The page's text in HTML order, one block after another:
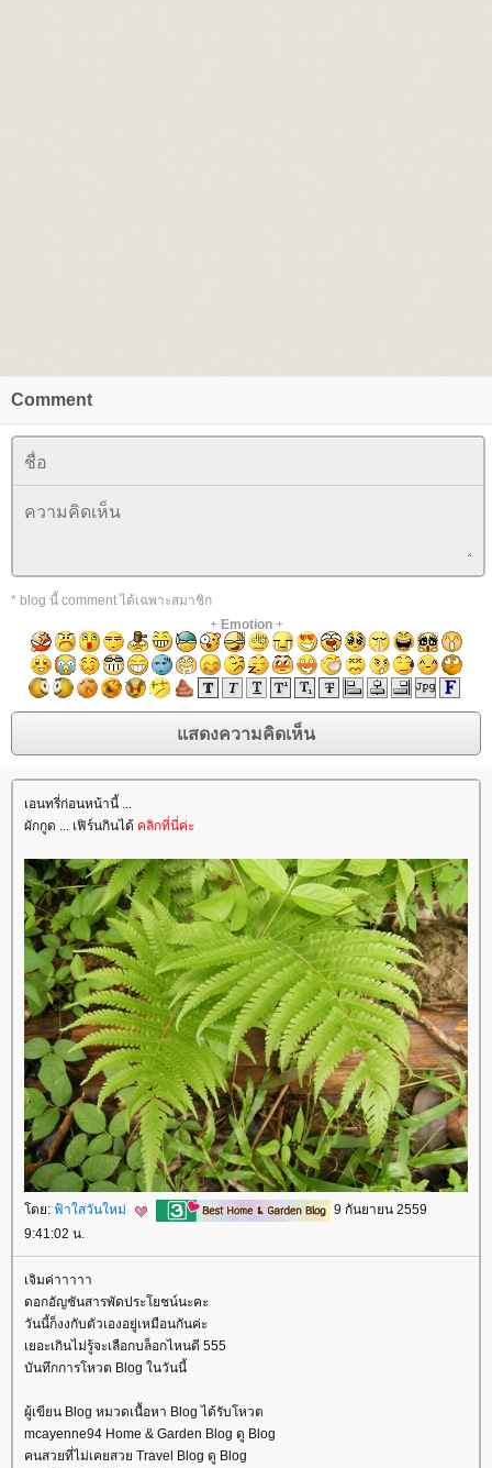
Comment
* blog นี้ comment ได้เฉพาะสมาชิก
+ Emotion+
เอนทรี่ก่อนหน้านี้ ...
ผักกูด ... เฟิร์นกินได้ คลิกที่นี่ค่ะ
ดย: ฟ้าใสวันใหม่
9 กันยายน 2559
9:41:02 น.
เจิมค่าาาาา
ดอกอัญชันสารพัดประโยชน์นะคะ
วันนี้ก็งงกับตัวเองอยู่เหมือนกันค่ะ
เยอะเกินไม่รู้จะเลือกบล็อกไหนดี 555
บันทึกการโหวต Blog ในวันนี้
ผู้เขียน Blog หมวดเนื้อหา Blog ได้รับโหวต
mcayenne94 Home & Garden Blog ดู Blog
คนสวยที่ไม่เคยสวย Travel Blog ดู Blog